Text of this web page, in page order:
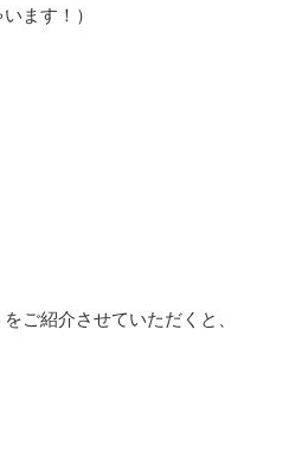
ます！）
ご紹介させていただくと、